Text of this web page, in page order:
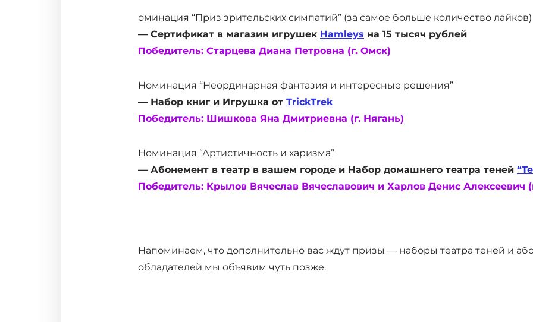
оминация “Приз зрительских симпатий” (за самое больше количество лайков)
— Сертификат в магазин игрушек Hamleys на 15 тысяч рублей
Победитель: Старцева Диана Петровна (г. Омск)
Номинация “Неординарная фантазия и интересные решения”
— Набор книг и Игрушка от TrickTrek
Победитель: Шишкова Яна Дмитриевна (г. Нягань)
Номинация “Артистичность и харизма”
— Абонемент в театр в вашем городе и Набор домашнего театра теней
Победитель: Крылов Вячеслав Вячеславович и Харлов Денис Алексеевич
Напоминаем, что дополнительно вас ждут призы –– наборы театра теней и
обладателей мы объявим чуть позже.